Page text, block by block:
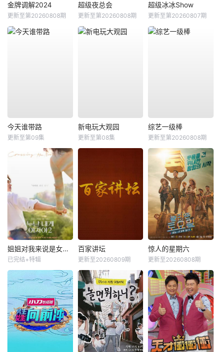
金牌调解2024
更新至第20260808期
超级夜总会
更新至第20260808期
超级冰冰Show
更新至第20260807期
今天谁带路
更新至第09集
新电玩大观园
更新至第08集
综艺一级棒
更新至第20260808期
姐姐对我来说是女人2
已完结+特辑
百家讲坛
更新至20260809期
惊人的星期六
更新至20260808期